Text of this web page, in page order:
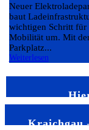
Neuer
baut
wichtigen Schritt
Mobilität um. Mit
Parkplatz...
Weiterlesen
Kraichgau